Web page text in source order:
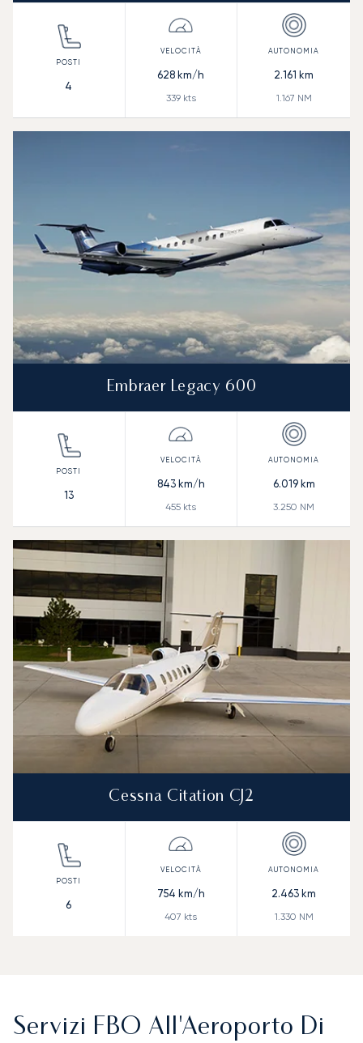
4
628 km/h
339kts
2.161 km
1.167 NM
Embraer Legacy 600
13
843km/h
455 kts
6.019km
3.250 NM
Cessna Citation CJ2
6
754 km/h
407 kts
2.463 km
1.330 NM
Servizi FBO All'Aeroporto Di